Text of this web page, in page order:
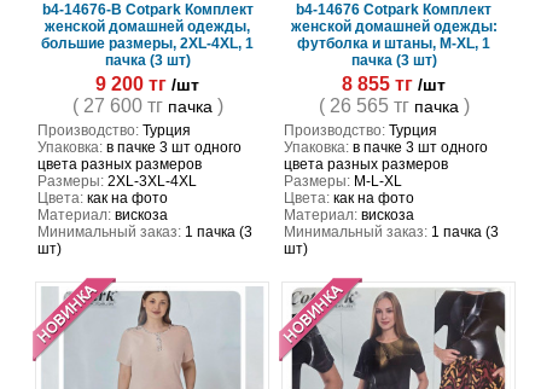
b4-14676-B Cotpark Комплект
женской домашней одежды,
большие размеры, 2XL-4XL, 1
пачка (3 шт)
9 200 тг /шт
( 27 600 тг пачка )
Производство:Турция
Упаковка:в пачке 3 шт одного
цвета разных размеров
Размеры:2XL-3XL-4XL
Цвета:как на фото
Материал:вискоза
Минимальный заказ:1 пачка (3
шт)
b4-14676 Cotpark Комплект
женской домашней одежды:
футболка и штаны, M-XL, 1
пачка (3 шт)
8 855 тг /шт
( 26 565 тг пачка )
Производство:Турция
Упаковка:в пачке 3 шт одного
цвета разных размеров
Размеры:M-L-XL
Цвета:как на фото
Материал:вискоза
Минимальный заказ:1 пачка (3
шт)